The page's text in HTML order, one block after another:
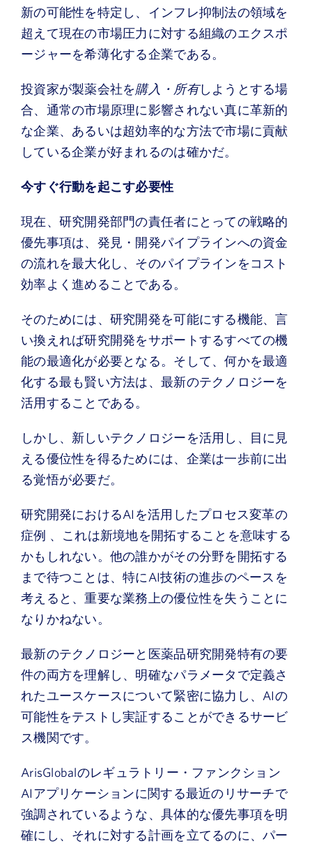
新の可能性を特定し、インフレ抑制法の領域を
超えて現在の市場圧力に対する組織のエクスポ
ージャーを希薄化する企業である。
投資家が製薬会社を購入・所有しようとする場
合、通常の市場原理に影響されない真に革新的
な企業、あるいは超効率的な方法で市場に貢献
している企業が好まれるのは確かだ。
今すぐ行動を起こす必要性
現在、研究開発部門の責任者にとっての戦略的
優先事項は、発見・開発パイプラインへの資金
の流れを最大化し、そのパイプラインをコスト
効率よく進めることである。
そのためには、研究開発を可能にする機能、言
い換えれば研究開発をサポートするすべての機
能の最適化が必要となる。そして、何かを最適
化する最も賢い方法は、最新のテクノロジーを
活用することである。
しかし、新しいテクノロジーを活用し、目に見
える優位性を得るためには、企業は一歩前に出
る覚悟が必要だ。
研究開発におけるAIを活用したプロセス変革の
症例 、これは新境地を開拓することを意味する
かもしれない。他の誰かがその分野を開拓する
まで待つことは、特にAI技術の進歩のペースを
考えると、重要な業務上の優位性を失うことに
なりかねない。
最新のテクノロジーと医薬品研究開発特有の要
件の両方を理解し、明確なパラメータで定義さ
れたユースケースについて緊密に協力し、AIの
可能性をテストし実証することができるサービ
ス機関です。
ArisGlobalのレギュラトリー・ファンクション
AIアプリケーションに関する最近のリサーチで
強調されているような、具体的な優先事項を明
確にし、それに対する計画を立てるのに、パー